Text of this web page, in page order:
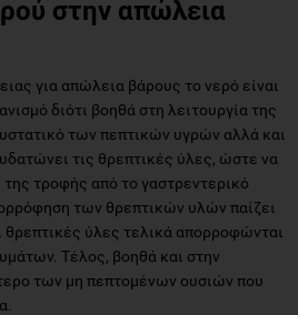
στην απώλεια
για απώλεια βάρους το νερό είναι
διότι βοηθά στη λειτουργία της
των πεπτικών υγρών αλλά και
τις θρεπτικές ύλες, ώστε να
τροφής από το γαστρεντερικό
των θρεπτικών υλών παίζει
ύλες τελικά απορροφώνται
Τέλος, βοηθά και στην
των μη πεπτομένων ουσιών που